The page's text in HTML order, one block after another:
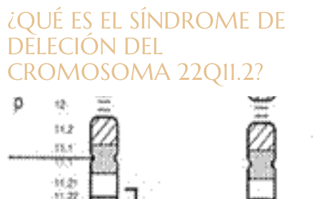
¿QUÉ ES EL SÍNDROME DE
DELECIÓN DEL
CROMOSOMA 22Q11.2?